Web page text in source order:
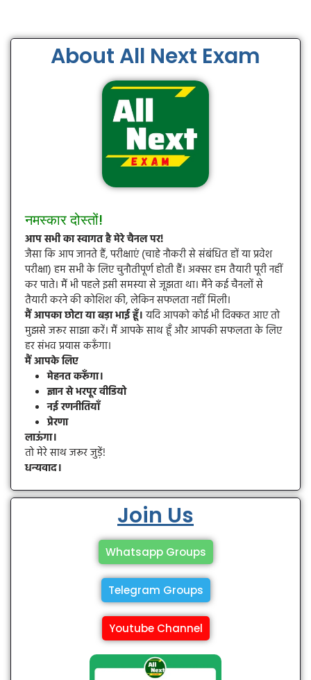
About All Next Exam
नमस्कार दोस्तों!
आप सभी का स्वागत है मेरे चैनल पर!
जैसा कि आप जानते हैं, परीक्षाएं (चाहे नौकरी से संबंधित हों या प्रवेश
परीक्षा) हम सभी के लिए चुनौतीपूर्ण होती हैं। अक्सर हम तैयारी पूरी नहीं
कर पाते। मैं भी पहले इसी समस्या से जूझता था। मैंने कई चैनलों से
तैयारी करने की कोशिश की, लेकिन सफलता नहीं मिली।
मैं आपका छोटा या बड़ा भाई हूँ।यदि आपको कोई भी दिक्कत आए तो
मुझसे जरूर साझा करें। मैं आपके साथ हूँ और आपकी सफलता के लिए
हर संभव प्रयास करूँगा।
मैं आपके लिए
मेहनत करूँगा।
ज्ञान से भरपूर वीडियो
नई रणनीतियाँ
प्रेरणा
लाऊंगा।
तो मेरे साथ जरूर जुड़ें!
धन्यवाद।
Join Us
Whatsapp Groups
Telegram Groups
Youtube Channel